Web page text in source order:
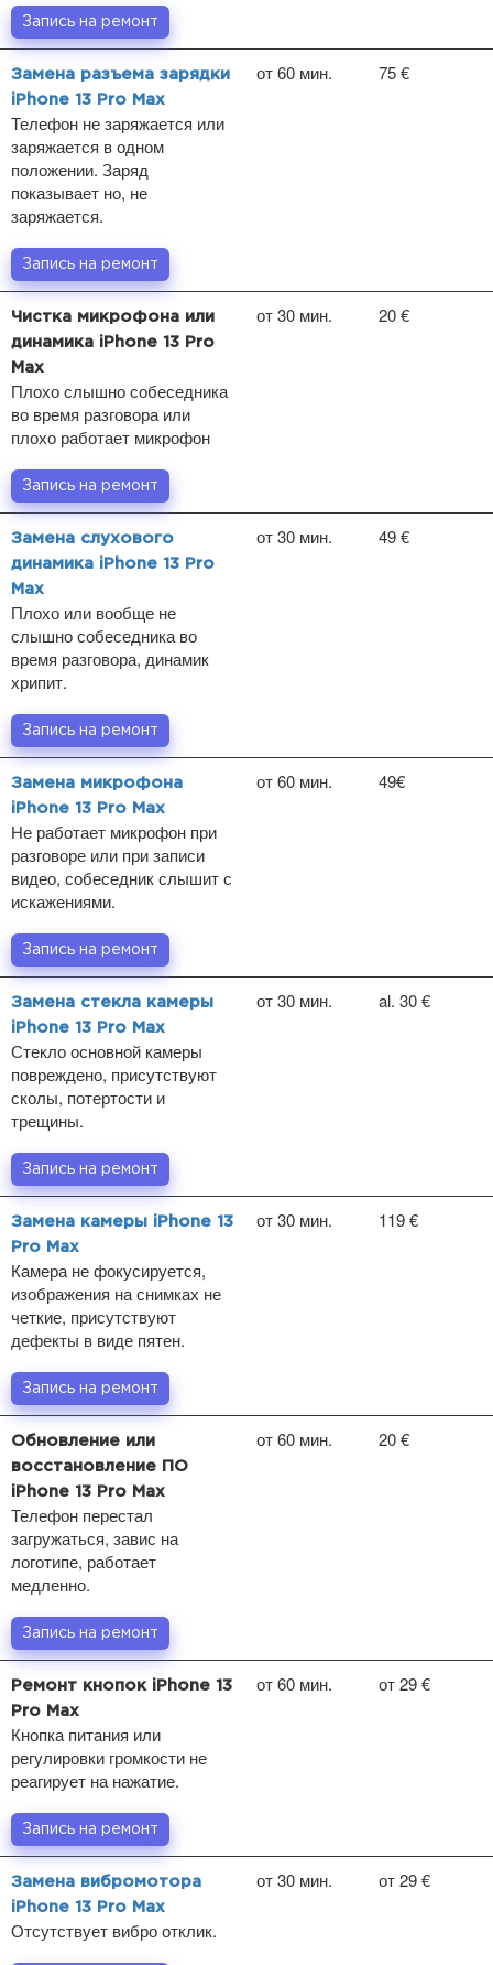
Запись на ремонт
Замена разъема зарядки
iPhone 13 Pro Max
Телефон не заряжается или
заряжается в одном
положении. Заряд
показывает но, не
заряжается.
от 60 мин. 75 €
Запись на ремонт
Чистка микрофона или
динамика iPhone 13 Pro
Max
Плохо слышно собеседника
во время разговора или
плохо работает микрофон
от 30 мин. 20 €
Запись на ремонт
Замена слухового
динамика iPhone 13 Pro
Max
Плохо или вообще не
слышно собеседника во
время разговора, динамик
хрипит.
от 30 мин. 49 €
Запись на ремонт
Замена микрофона
iPhone 13 Pro Max
Не работает микрофон при
разговоре или при записи
видео, собеседник слышит с
искажениями.
от 60 мин. 49€
Запись на ремонт
Замена стекла камеры
iPhone 13 Pro Max
Стекло основной камеры
повреждено, присутствуют
сколы, потертости и
трещины.
от 30 мин. al. 30 €
Запись на ремонт
Замена камеры iPhone 13
Pro Max
Камера не фокусируется,
изображения на снимках не
четкие, присутствуют
дефекты в виде пятен.
от 30 мин. 119 €
Запись на ремонт
Обновление или
восстановление ПО
iPhone 13 Pro Max
Телефон перестал
загружаться, завис на
логотипе, работает
медленно.
от 60 мин. 20 €
Запись на ремонт
Ремонт кнопок iPhone 13
Pro Max
Кнопка питания или
регулировки громкости не
реагирует на нажатие.
от 60 мин. от 29 €
Запись на ремонт
Замена вибромотора
iPhone 13 Pro Max
Отсутствует вибро отклик.
от 30 мин. от 29 €